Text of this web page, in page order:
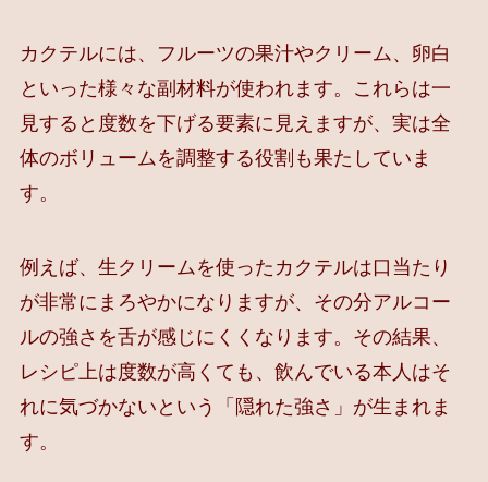
カクテルには、フルーツの果汁やクリーム、卵白
といった様々な副材料が使われます。これらは一
見すると度数を下げる要素に見えますが、実は全
体のボリュームを調整する役割も果たしていま
す。
例えば、生クリームを使ったカクテルは口当たり
が非常にまろやかになりますが、その分アルコー
ルの強さを舌が感じにくくなります。その結果、
レシピ上は度数が高くても、飲んでいる本人はそ
れに気づかないという「隠れた強さ」が生まれま
す。